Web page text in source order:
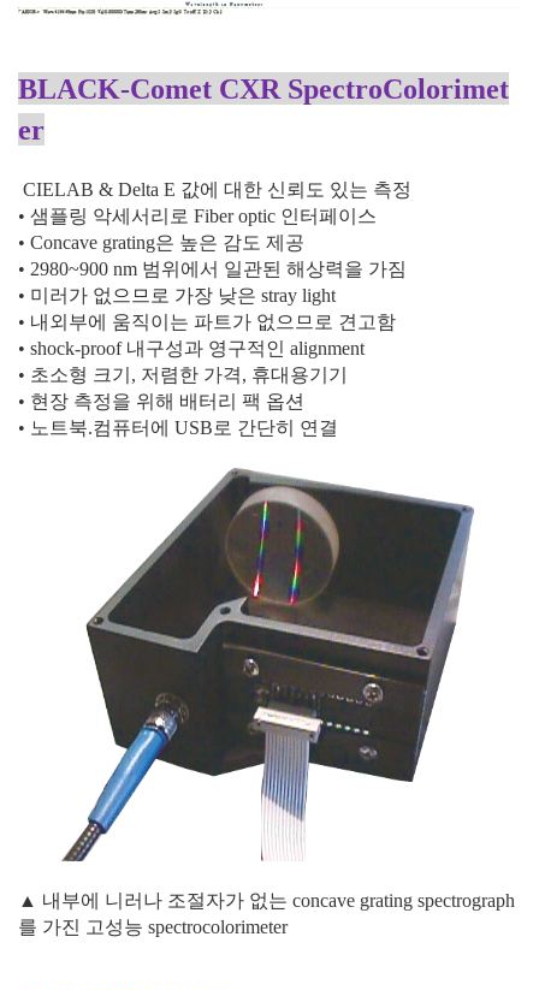
BLACK-Comet CXR SpectroColorimet
er
CIELAB & Delta E 값에 대한 신뢰도 있는 측정
• 샘플링 악세서리로 Fiber optic 인터페이스
• Concave grating은 높은 감도 제공
• 2980~900 nm 범위에서 일관된 해상력을 가짐
• 미러가 없으므로 가장 낮은 stray light
• 내외부에 움직이는 파트가 없으므로 견고함
• shock-proof 내구성과 영구적인 alignment
• 초소형 크기 , 저렴한 가격, 휴대용기기
• 현장 측정을 위해 배터리 팩 옵션
• 노트북.컴퓨터에 USB 로 간단히 연결
▲ 내부에 니러나 조절자가 없는 concave grating spectrograph
를 가진 고성능 spectrocolorimeter